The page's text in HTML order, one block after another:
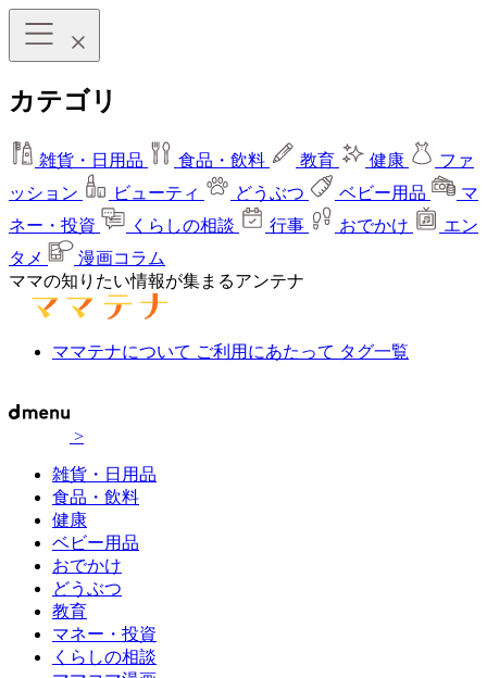
カテゴリ
雑貨・日用品 食品・飲料 教育 健康
ファ
ッション
ビューティ どうぶつ ベビー用品
マ
ネー・投資
くらしの相談 行事 おでかけ
エン
タメ
漫画コラム
ママの知りたい情報が集まるアンテナ
ママテナについて ご利用にあたって タグ一覧
>
雑貨・日用品
食品・飲料
健康
ベビー用品
おでかけ
どうぶつ
教育
マネー・投資
くらしの相談